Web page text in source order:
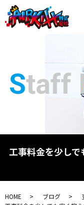
工事料金を少し
HOME ブログ